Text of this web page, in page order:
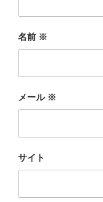
名前 ※
メール ※
サイト